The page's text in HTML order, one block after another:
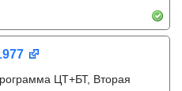
ЦТ+БТ, Вторая